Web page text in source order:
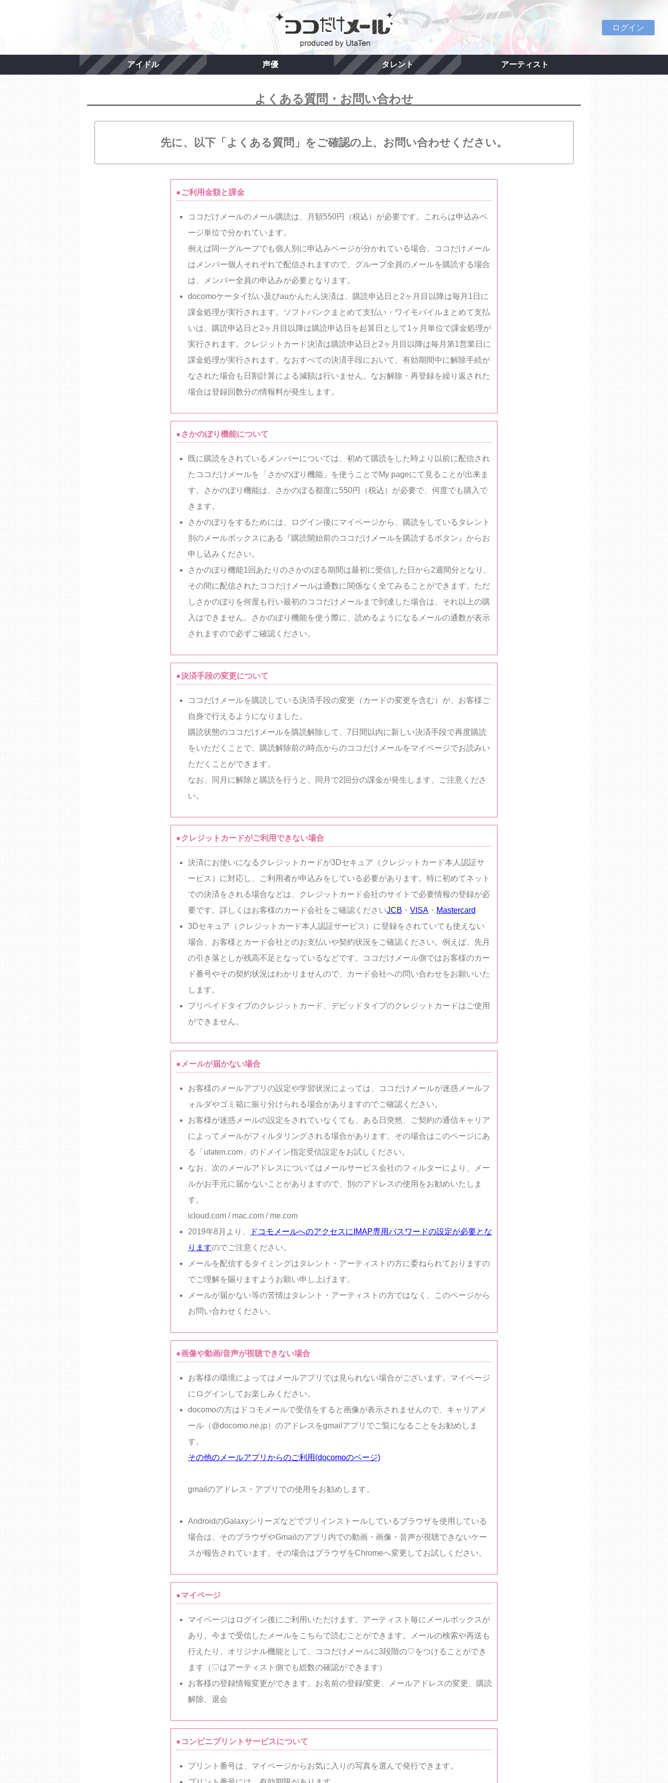
ログイン
アイドル 声優 タレント アーティスト
よくある質問・お問い合わせ
先に、以下「よくある質問」をご確認の上、お問い合わせください。
●ご利用金額と課金
ココだけメールのメール購読は、月額550円（税込）が必要です。これらは申込みペ
ージ単位で分かれています。
例えば同一グループでも個人別に申込みページが分かれている場合、ココだけメール
はメンバー個人それぞれで配信されますので、グループ全員のメールを購読する場合
は、メンバー全員の申込みが必要となります。
docomoケータイ払い及びauかんたん決済は、購読申込日と2ヶ月目以降は毎月1日に
課金処理が実行されます。ソフトバンクまとめて支払い・ワイモバイルまとめて支払
いは、購読申込日と2ヶ月目以降は購読申込日を起算日として1ヶ月単位で課金処理が
実行されます。クレジットカード決済は購読申込日と2ヶ月目以降は毎月第1営業日に
課金処理が実行されます。なおすべての決済手段において、有効期間中に解除手続が
なされた場合も日割計算による減額は行いません。なお解除・再登録を繰り返された
場合は登録回数分の情報料が発生します。
●さかのぼり機能について
既に購読をされているメンバーについては、初めて購読をした時より以前に配信され
たココだけメールを「さかのぼり機能」を使うことでMy pageにて見ることが出来ま
す。さかのぼり機能は、さかのぼる都度に550円（税込）が必要で、何度でも購入で
きます。
さかのぼりをするためには、ログイン後にマイページから、購読をしているタレント
別のメールボックスにある『購読開始前のココだけメールを購読するボタン』からお
申し込みください。
さかのぼり機能1回あたりのさかのぼる期間は最初に受信した日から2週間分となり、
その間に配信されたココだけメールは通数に関係なく全てみることができます。ただ
しさかのぼりを何度も行い最初のココだけメールまで到達した場合は、それ以上の購
入はできません。さかのぼり機能を使う際に、読めるようになるメールの通数が表示
されますので必ずご確認ください。
●決済手段の変更について
ココだけメールを購読している決済手段の変更（カードの変更を含む）が、お客様ご
自身で行えるようになりました。
購読状態のココだけメールを購読解除して、7日間以内に新しい決済手段で再度購読
をいただくことで、購読解除前の時点からのココだけメールをマイページでお読みい
ただくことができます。
なお、同月に解除と購読を行うと、同月で2回分の課金が発生します。ご注意くださ
い。
●クレジットカードがご利用できない場合
決済にお使いになるクレジットカードが3Dセキュア（クレジットカード本人認証サ
ービス）に対応し、ご利用者が申込みをしている必要があります。特に初めてネット
での決済をされる場合などは、クレジットカード会社のサイトで必要情報の登録が必
要です。詳しくはお客様のカード会社をご確認くださいJCB ・ VISA・ Mastercard
3Dセキュア（クレジットカード本人認証サービス）に登録をされていても使えない
場合、お客様とカード会社とのお支払いや契約状況をご確認ください。例えば、先月
の引き落としが残高不足となっているなどです。ココだけメール側ではお客様のカー
ド番号やその契約状況はわかりませんので、カード会社への問い合わせをお願いいた
します。
プリペイドタイプのクレジットカード、デビッドタイプのクレジットカードはご使用
ができません。
●メールが届かない場合
お客様のメールアプリの設定や学習状況によっては、ココだけメールが迷惑メールフ
ォルダやゴミ箱に振り分けられる場合がありますのでご確認ください。
お客様が迷惑メールの設定をされていなくても、ある日突然、ご契約の通信キャリア
によってメールがフィルタリングされる場合があります。その場合はこのページにあ
る「utaten.com」のドメイン指定受信設定をお試しください。
なお、次のメールアドレスについてはメールサービス会社のフィルターにより、メー
ルがお手元に届かないことがありますので、別のアドレスの使用をお勧めいたしま
す。
icloud.com / mac.com / me.com
2019年8月より、
ドコモメールへのアクセスにIMAP専用パスワードの設定が必要とな
りますのでご注意ください。
メールを配信するタイミングはタレント・アーティストの方に委ねられておりますの
でご理解を賜りますようお願い申し上げます。
メールが届かない等の苦情はタレント・アーティストの方ではなく、このページから
お問い合わせください。
●画像や動画/音声が視聴できない場合
お客様の環境によってはメールアプリでは見られない場合がございます。マイページ
にログインしてお楽しみください。
docomoの方はドコモメールで受信をすると画像が表示されませんので、キャリアメ
ール（@docomo.ne.jp）のアドレスをgmailアプリでご覧になることをお勧めしま
す。
その他のメールアプリからのご利用(docomoのページ)
gmailのアドレス・アプリでの使用をお勧めします。
AndroidのGalaxyシリーズなどでプリインストールしているブラウザを使用している
場合は、そのブラウザやGmailのアプリ内での動画・画像・音声が視聴できないケー
スが報告されています。その場合はブラウザをChromeへ変更してお試しください。
●マイページ
マイページはログイン後にご利用いただけます。アーティスト毎にメールボックスが
あり、今まで受信したメールをこちらで読むことができます。メールの検索や再送も
行えたり、オリジナル機能として、ココだけメールに3段階の♡をつけることができ
ます（♡はアーティスト側でも総数の確認ができます）
お客様の登録情報変更ができます。お名前の登録/変更、メールアドレスの変更、購読
解除、退会
●コンビニプリントサービスについて
プリント番号は、マイページからお気に入りの写真を選んで発行できます。